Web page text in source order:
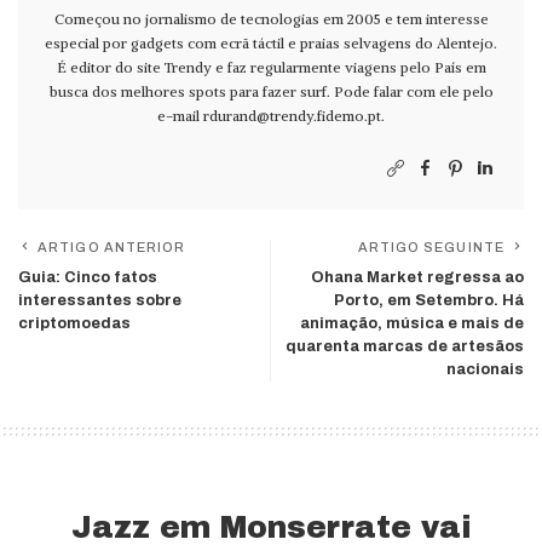
Começou no jornalismo de tecnologias em 2005 e tem interesse
especial por gadgets com ecrã táctil e praias selvagens do Alentejo.
É editor do site Trendy e faz regularmente viagens pelo País em
busca dos melhores spots para fazer surf. Pode falar com ele pelo
e-mail rdurand@trendy.fidemo.pt.
ARTIGO ANTERIOR
Guia: Cinco fatos
interessantes sobre
criptomoedas
ARTIGO SEGUINTE
Ohana Market regressa ao
Porto, em Setembro. Há
animação, música e mais de
quarenta marcas de artesãos
nacionais
Jazz em Monserrate vai